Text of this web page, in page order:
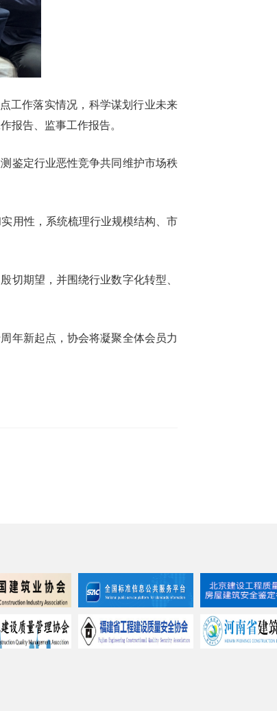
工作落实情况，科学谋划行业未来
报告、监事工作报告。
鉴定行业恶性竞争共同维护市场秩
用性，系统梳理行业规模结构、市
切期望，并围绕行业数字化转型、
年新起点，协会将凝聚全体会员力